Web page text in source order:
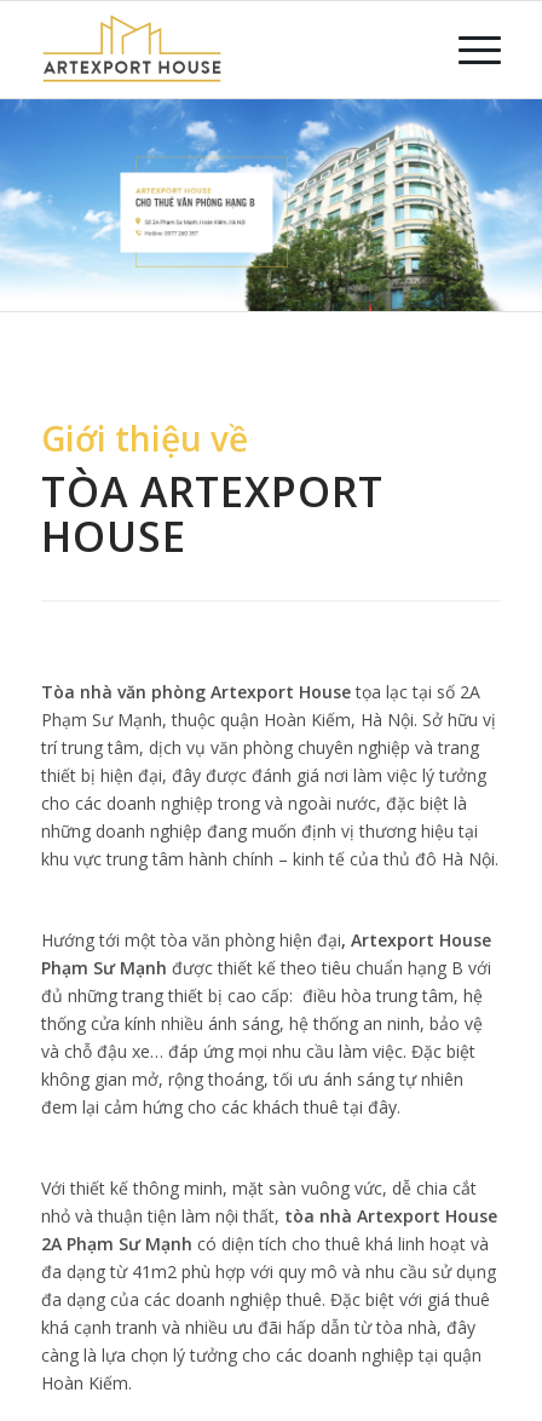
Giới thiệu về
TÒA ARTEXPORT
HOUSE
Tòa nhà văn phòng Artexport Housetọa lạc tại số 2A
Phạm Sư Mạnh, thuộc quận Hoàn Kiếm, Hà Nội. Sở hữu vị
trí trung tâm, dịch vụ văn phòng chuyên nghiệp và trang
thiết bị hiện đại, đây được đánh giá nơi làm việc lý tưởng
cho các doanh nghiệp trong và ngoài nước, đặc biệt là
những doanh nghiệp đang muốn định vị thương hiệu tại
khu vực trung tâm hành chính – kinh tế của thủ đô Hà Nội.
Hướng tới một tòa văn phòng hiện đại, Artexport House
Phạm Sư Mạnh được thiết kế theo tiêu chuẩn hạng B với
đủ những trang thiết bị cao cấp: điều hòa trung tâm, hệ
thống cửa kính nhiều ánh sáng, hệ thống an ninh, bảo vệ
và chỗ đậu xe… đáp ứng mọi nhu cầu làm việc. Đặc biệt
không gian mở, rộng thoáng, tối ưu ánh sáng tự nhiên
đem lại cảm hứng cho các khách thuê tại đây.
Với thiết kế thông minh, mặt sàn vuông vức, dễ chia cắt
nhỏ và thuận tiện làm nội thất, tòa nhà Artexport House
2A Phạm Sư Mạnh có diện tích cho thuê khá linh hoạt và
đa dạng từ 41m2 phù hợp với quy mô và nhu cầu sử dụng
đa dạng của các doanh nghiệp thuê. Đặc biệt với giá thuê
khá cạnh tranh và nhiều ưu đãi hấp dẫn từ tòa nhà, đây
càng là lựa chọn lý tưởng cho các doanh nghiệp tại quận
Hoàn Kiếm.